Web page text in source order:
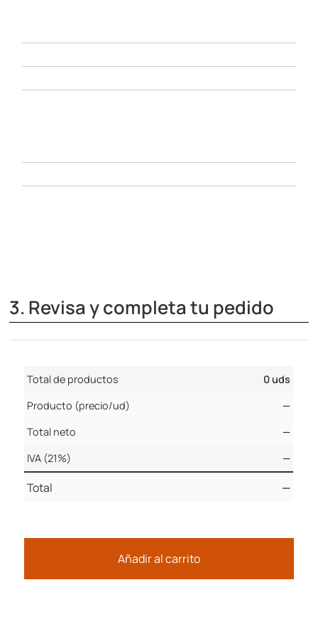
3. Revisa y completa tu pedido
Total de productos
0 uds
Producto (precio/ud)
—
Total neto
—
IVA (21%)
—
Total —
Añadir al carrito